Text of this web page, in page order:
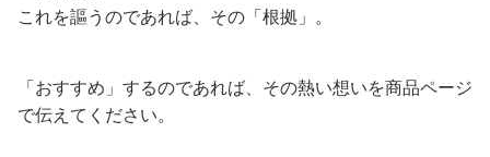
これを謳うのであれば、その「根拠」。
「おすすめ」するのであれば、その熱い想いを商品ページ
で伝えてください。